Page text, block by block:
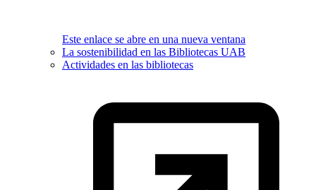
Este enlace se abre en una nueva ventana
La sostenibilidad en las Bibliotecas UAB
Actividades en las bibliotecas